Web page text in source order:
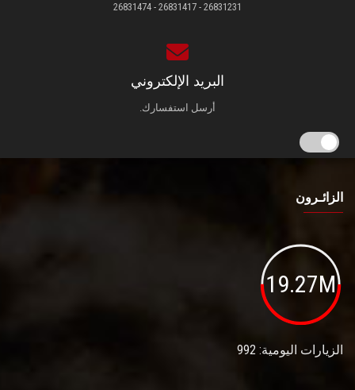
26831231 - 26831417 - 26831474
البريد الإلكتروني
أرسل استفسارك.
الزائـرون
19.27M
الزيارات اليومية: 992